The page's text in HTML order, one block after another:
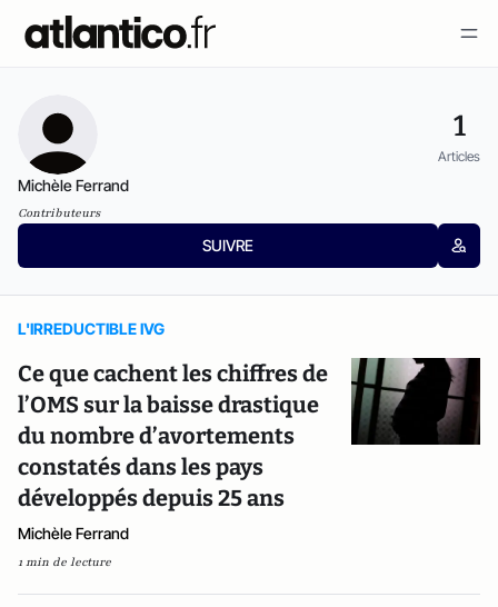
1
Articles
Michèle Ferrand
Contributeurs
SUIVRE
L'IRREDUCTIBLE IVG
Ce que cachent les chiffres de
l’OMS sur la baisse drastique
du nombre d’avortements
constatés dans les pays
développés depuis 25 ans
Michèle Ferrand
1 min de lecture